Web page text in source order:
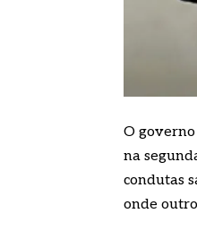
O
na
condutas
onde